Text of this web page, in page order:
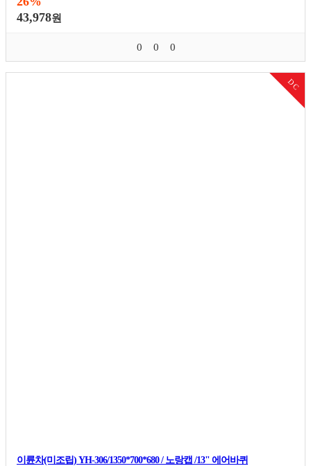
43,978원
0 0 0
DC
이륜차(미조립) YH-306/1350*700*680 / 노랑캡 /13" 에어바퀴